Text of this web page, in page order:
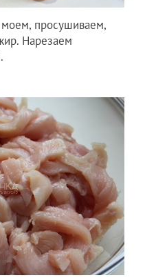
просушиваем,
Нарезаем